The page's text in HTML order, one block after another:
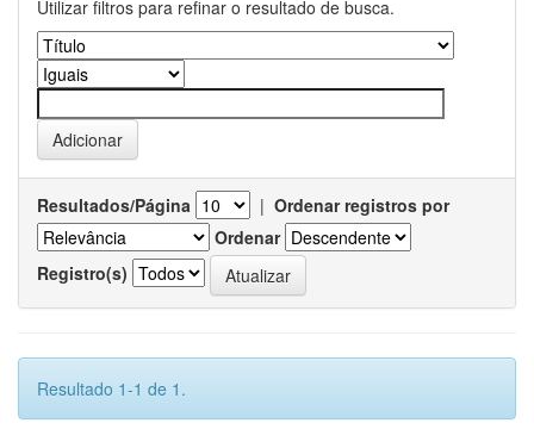
Utilizar filtros para refinar o resultado de busca.
Resultados/Página | Ordenar registros por
Ordenar
Registro(s)
Resultado 1-1 de 1.